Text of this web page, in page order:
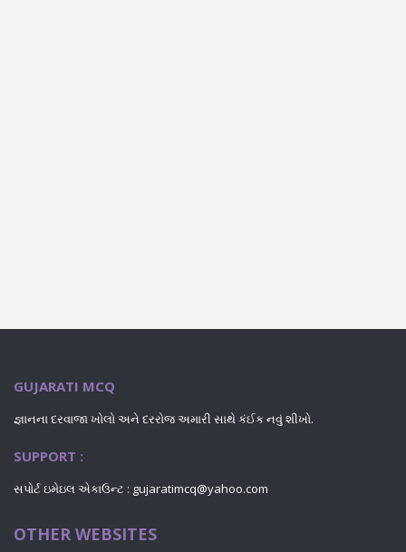
GUJARATI MCQ
જ્ઞાનના દરવાજા ખોલો અને દરરોજ અમારી સાથે કંઈક નવું શીખો.
SUPPORT :
સપોર્ટ ઇમેઇલ એકાઉન્ટ : gujaratimcq@yahoo.com
OTHER WEBSITES